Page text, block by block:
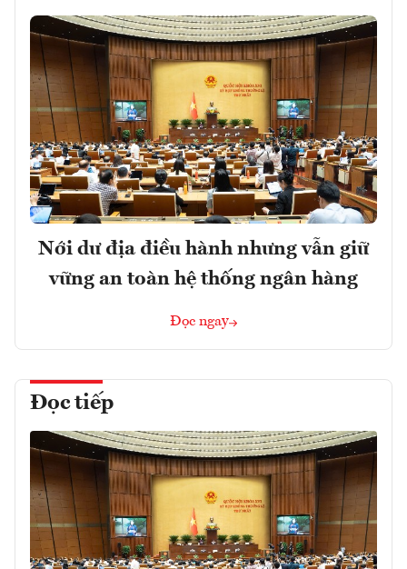
Nới dư địa điều hành nhưng vẫn giữ
vững an toàn hệ thống ngân hàng
Đọc ngay
Đọc tiếp